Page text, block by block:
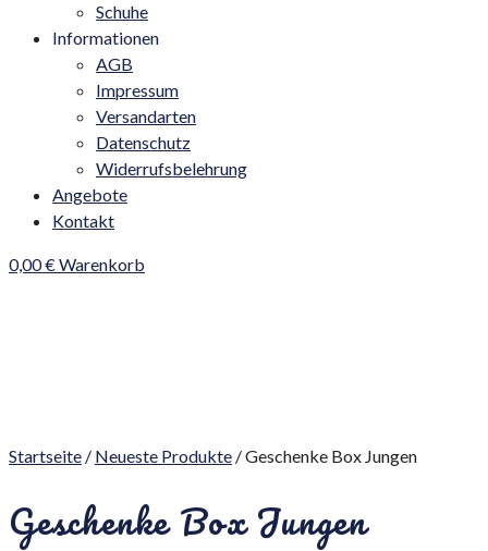
Schuhe
Informationen
AGB
Impressum
Versandarten
Datenschutz
Widerrufsbelehrung
Angebote
Kontakt
0,00€Warenkorb
Startseite / Neueste Produkte / Geschenke Box Jungen
Geschenke Box Jungen